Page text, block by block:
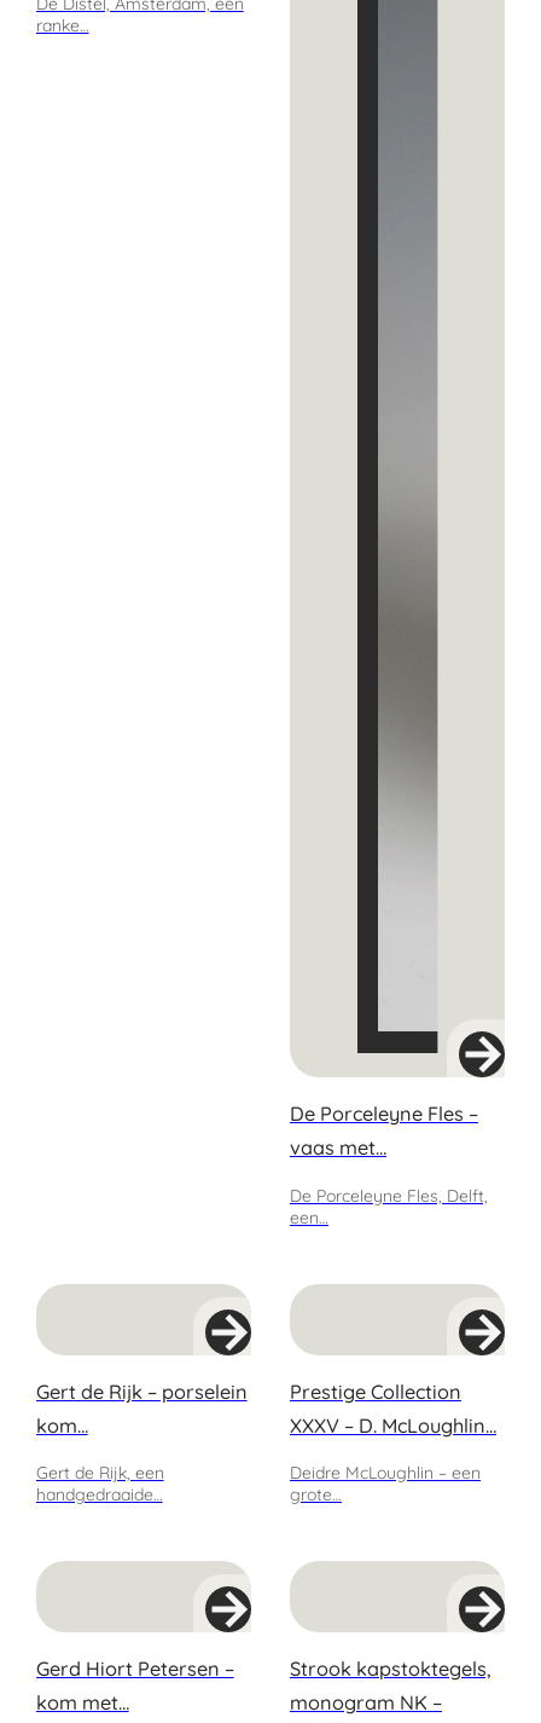
ranke…
De Porceleyne Fles –
vaas met…
De Porceleyne Fles, Delft,
een…
Gert de Rijk – porselein
kom…
Gert de Rijk, een
handgedraaide…
Prestige Collection
XXXV – D. McLoughlin…
Deidre McLoughlin – een
grote…
Gerd Hiort Petersen –
kom met…
Strook kapstoktegels,
monogram NK –